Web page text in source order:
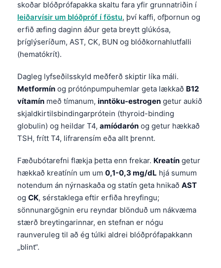
skoðar blóðprófapakka skaltu fara yfir grunnatriðin í
leiðarvísir um blóðpróf í föstu, því kaffi, ofþornun og
erfið æfing daginn áður geta breytt glúkósa,
þríglýseríðum, AST, CK, BUN og blóðkornahlutfalli
(hematókrít).
Dagleg lyfseðilsskyld meðferð skiptir líka máli.
Metformín og prótónpumpuhemlar geta lækkað B12
vítamín með tímanum, inntöku-estrogen getur aukið
skjaldkirtilsbindingarprótein (thyroid-binding
globulin) og heildar T4, amíódarón og getur hækkað
TSH, frítt T4, lifrarensím eða allt þrennt.
Fæðubótarefni flækja þetta enn frekar. Kreatín getur
hækkað kreatínín um um 0,1-0,3 mg/dL hjá sumum
notendum án nýrnaskaða og statín geta hnikað AST
og CK, sérstaklega eftir erfiða hreyfingu;
sönnunargögnin eru reyndar blönduð um nákvæma
stærð breytingarinnar, en stefnan er nógu
raunveruleg til að ég túlki aldrei blóðprófapakkann
„blint“.